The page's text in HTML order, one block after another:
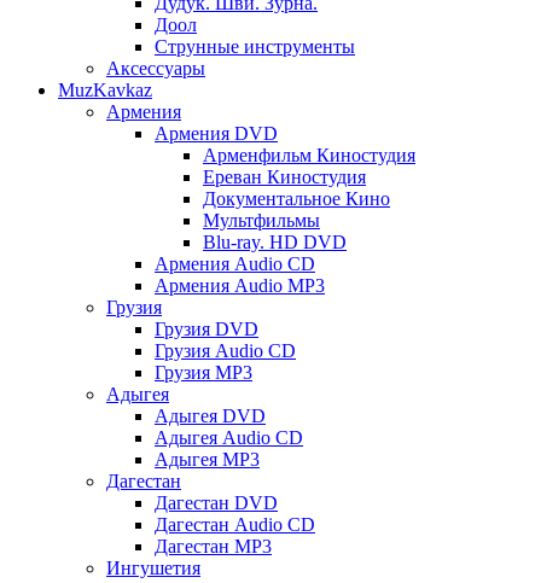
Доол
Струнные инструменты
Аксессуары
MuzKavkaz
Армения
Армения DVD
Арменфильм Киностудия
Ереван Киностудия
Документальное Кино
Мультфильмы
Blu-ray. HD DVD
Армения Audio CD
Армения Audio MP3
Грузия
Грузия DVD
Грузия Audio CD
Грузия MP3
Адыгея
Адыгея DVD
Адыгея Audio CD
Адыгея MP3
Дагестан
Дагестан DVD
Дагестан Audio CD
Дагестан MP3
Ингушетия